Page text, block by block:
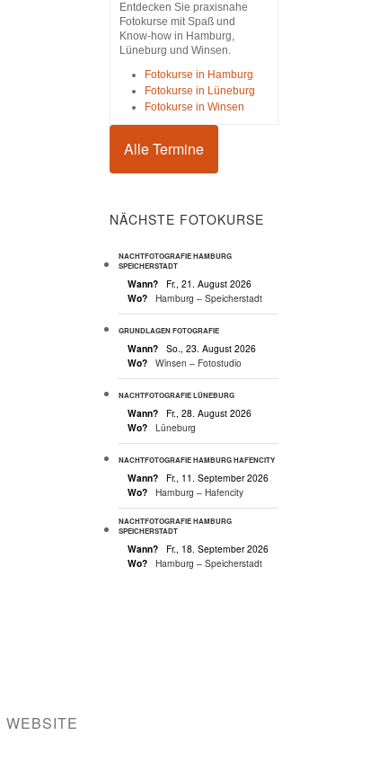
Entdecken Sie praxisnahe
Fotokurse mit Spaß und
Know-how in Hamburg,
Lüneburg und Winsen.
Fotokurse in Hamburg
Fotokurse in Lüneburg
Fotokurse in Winsen
Alle Termine
NÄCHSTE FOTOKURSE
NACHTFOTOGRAFIE HAMBURG
SPEICHERSTADT
Wann?
Fr., 21. August 2026
Wo?
Hamburg – Speicherstadt
GRUNDLAGEN FOTOGRAFIE
Wann?
So., 23. August 2026
Wo?
Winsen – Fotostudio
NACHTFOTOGRAFIE LÜNEBURG
Wann?
Fr., 28. August 2026
Wo?
Lüneburg
NACHTFOTOGRAFIE HAMBURG HAFENCITY
Wann?
Fr., 11. September 2026
Wo?
Hamburg – Hafencity
NACHTFOTOGRAFIE HAMBURG
SPEICHERSTADT
Wann?
Fr., 18. September 2026
Wo?
Hamburg – Speicherstadt
WEBSITE